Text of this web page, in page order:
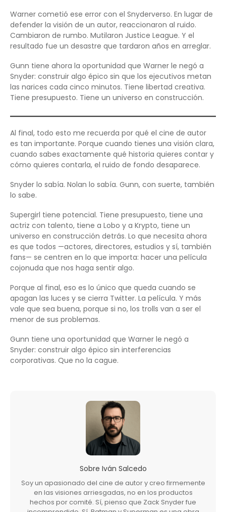
Warner cometió ese error con el Snyderverso. En lugar de
defender la visión de un autor, reaccionaron al ruido.
Cambiaron de rumbo. Mutilaron Justice League. Y el
resultado fue un desastre que tardaron años en arreglar.
Gunn tiene ahora la oportunidad que Warner le negó a
Snyder: construir algo épico sin que los ejecutivos metan
las narices cada cinco minutos. Tiene libertad creativa.
Tiene presupuesto. Tiene un universo en construcción.
Al final, todo esto me recuerda por qué el cine de autor
es tan importante. Porque cuando tienes una visión clara,
cuando sabes exactamente qué historia quieres contar y
cómo quieres contarla, el ruido de fondo desaparece.
Snyder lo sabía. Nolan lo sabía. Gunn, con suerte, también
lo sabe.
Supergirl tiene potencial. Tiene presupuesto, tiene una
actriz con talento, tiene a Lobo y a Krypto, tiene un
universo en construcción detrás. Lo que necesita ahora
es que todos —actores, directores, estudios y sí, también
fans— se centren en lo que importa: hacer una película
cojonuda que nos haga sentir algo.
Porque al final, eso es lo único que queda cuando se
apagan las luces y se cierra Twitter. La película. Y más
vale que sea buena, porque si no, los trolls van a ser el
menor de sus problemas.
Gunn tiene una oportunidad que Warner le negó a
Snyder: construir algo épico sin interferencias
corporativas. Que no la cague.
Sobre Iván Salcedo
Soy un apasionado del cine de autor y creo firmemente
en las visiones arriesgadas, no en los productos
hechos por comité. Sí, pienso que Zack Snyder fue